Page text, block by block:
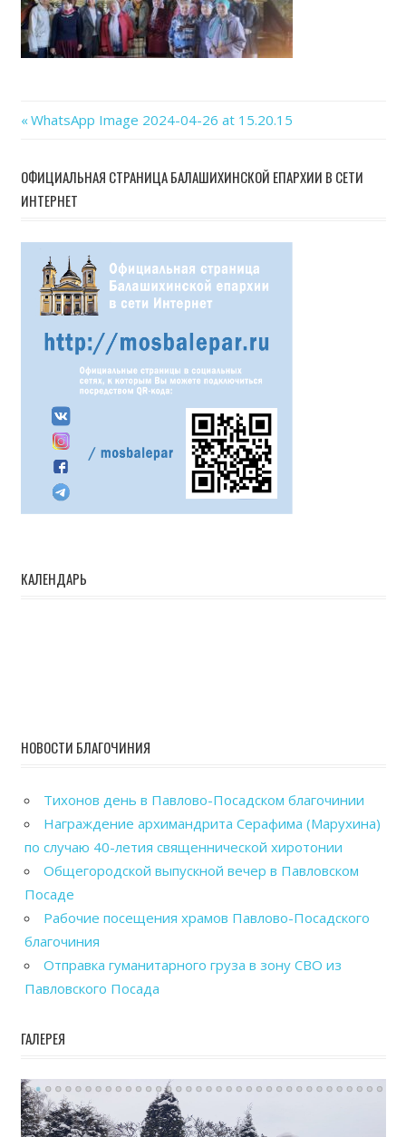
по
записям
Previous
WhatsApp Image 2024-04-26 at 15.20.15
ОФИЦИАЛЬНАЯ СТРАНИЦА БАЛАШИХИНСКОЙ ЕПАРХИИ В СЕТИ
ИНТЕРНЕТ
КАЛЕНДАРЬ
НОВОСТИ БЛАГОЧИНИЯ
Тихонов день в Павлово-Посадском благочинии
Награждение архимандрита Серафима (Марухина)
по случаю 40-летия священнической хиротонии
Общегородской выпускной вечер в Павловском
Посаде
Рабочие посещения храмов Павлово-Посадского
благочиния
Отправка гуманитарного груза в зону СВО из
Павловского Посада
ГАЛЕРЕЯ